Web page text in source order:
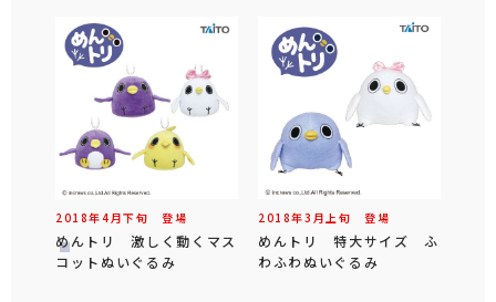
2018年4 月下旬 登場
めんトリ 激しく動くマス
コットぬいぐるみ
2018年3 月 上旬 登場
めんトリ 特大サイズ ふ
わふわぬいぐるみ